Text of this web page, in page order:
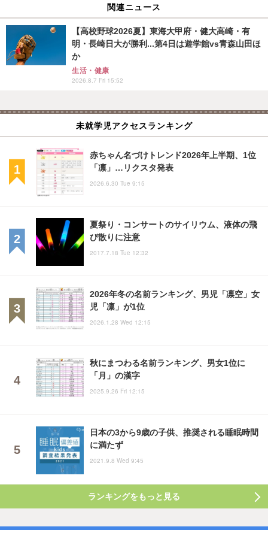
関連ニュース
【高校野球2026夏】東海大甲府・健大高崎・有
明・長崎日大が勝利...第4日は遊学館vs青森山田ほ
か
生活・健康
2026.8.7 Fri 15:52
未就学児アクセスランキング
赤ちゃん名づけトレンド2026年上半期、1位
「凛」…リクスタ発表
2026.6.30 Tue 9:15
夏祭り・コンサートのサイリウム、液体の飛
び散りに注意
2017.7.18 Tue 12:32
2026年冬の名前ランキング、男児「凛空」女
児「凛」が1位
2026.1.28 Wed 12:15
秋にまつわる名前ランキング、男女1位に
「月」の漢字
2025.9.26 Fri 12:15
日本の3から9歳の子供、推奨される睡眠時間
に満たず
2021.9.8 Wed 9:45
ランキングをもっと見る